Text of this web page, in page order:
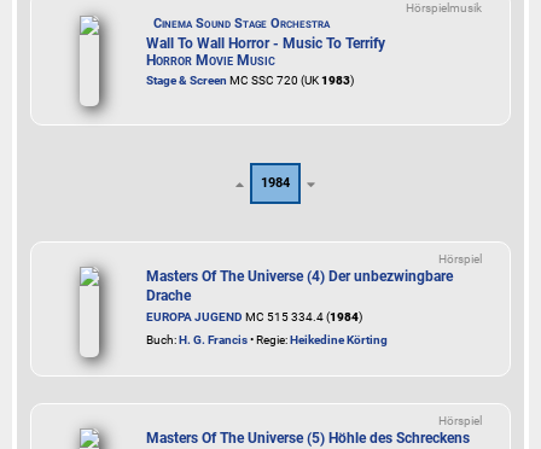
Hörspielmusik
Cinema Sound Stage Orchestra
Wall To Wall Horror - Music To Terrify
Horror Movie Music
Stage & Screen MC SSC 720 (UK1983)
1984
Hörspiel
Masters Of The Universe (4) Der unbezwingbare
Drache
EUROPA JUGEND MC 515 334.4 (1984)
Buch:H. G. Francis• Regie:Heikedine Körting
Hörspiel
Masters Of The Universe (5) Höhle des Schreckens